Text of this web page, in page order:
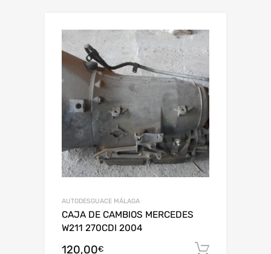
AUTODESGUACE MÁLAGA
CAJA DE CAMBIOS MERCEDES
W211 270CDI 2004
120,00€